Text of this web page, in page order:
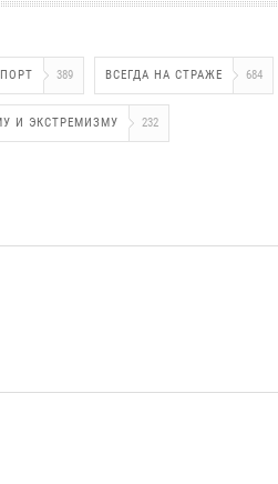
389 ВСЕГДА НА СТРАЖЕ 684
И ЭКСТРЕМИЗМУ 232